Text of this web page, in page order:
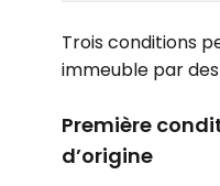
Trois conditions
immeuble par
Première
d’origine